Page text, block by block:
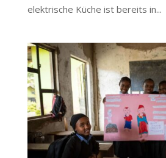
elektrische Küche ist bereits in...